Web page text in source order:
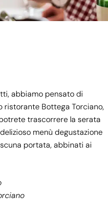
abbiamo pensato di
ristorante Bottega Torciano,
trascorrere la serata
menù degustazione
portata, abbinati ai